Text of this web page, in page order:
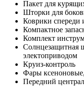
Пакет для
Шторки для
Коврики спереди
Компактное
Комплект
Солнцезащитная
электоприводом
Круиз-контроль
Фары
Передний